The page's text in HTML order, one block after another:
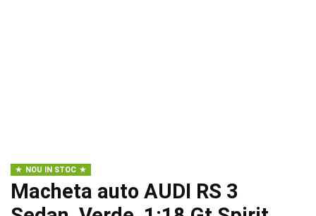
NOU IN STOC
Macheta auto AUDI RS 3